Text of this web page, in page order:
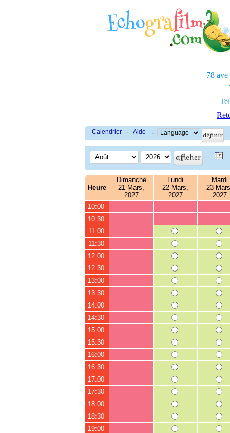
78 ave
Calendrier · Aide ·
Heure
Dimanche
21 Mars,
2027
Lundi
22 Mars,
2027
Mardi
23
2027
10:00
10:30
11:00
11:30
12:00
12:30
13:00
13:30
14:00
14:30
15:00
15:30
16:00
16:30
17:00
17:30
18:00
18:30
19:00